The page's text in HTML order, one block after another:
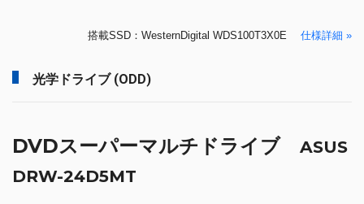
搭載SSD：WesternDigital WDS100T3X0E 仕様詳細 »
光学ドライブ (ODD)
DVDスーパーマルチドライブ ASUS
DRW-24D5MT